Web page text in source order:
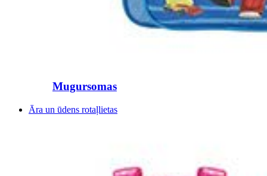
Mugursomas
Āra un ūdens rotaļlietas